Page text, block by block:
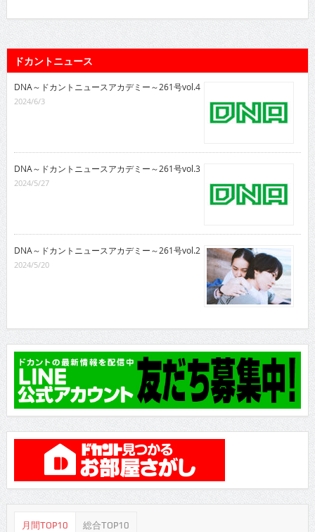
ドカントニュース
DNA～ドカントニュースアカデミー～261号vol.4
2024/6/3
DNA～ドカントニュースアカデミー～261号vol.3
2024/5/27
DNA～ドカントニュースアカデミー～261号vol.2
2024/5/20
月間TOP10 総合TOP10